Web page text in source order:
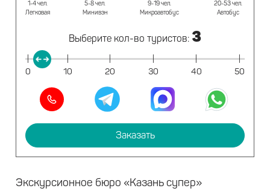
1-4 чел.
Легковая
5-8 чел.
Минивэн
9-19 чел.
Микроавтобус
20-53 чел.
Автобус
Выберите кол-во туристов: 3
|
0
|
10
|
20
|
30
|
40
|
50
Заказать
Экскурсионное бюро «Казань супер»